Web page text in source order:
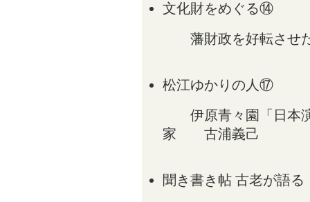
文化財をめぐる⑭
藩財政を好転させ
松江ゆかりの人⑰
伊原青々園「日本演
家 古浦義己
聞き書き帖 古老が語